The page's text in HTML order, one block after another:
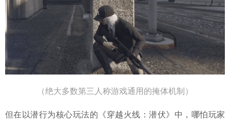
（绝大多数第三人称游戏通用的掩体机制）
但在以潜行为核心玩法的《穿越火线：潜伏》中，哪怕玩家